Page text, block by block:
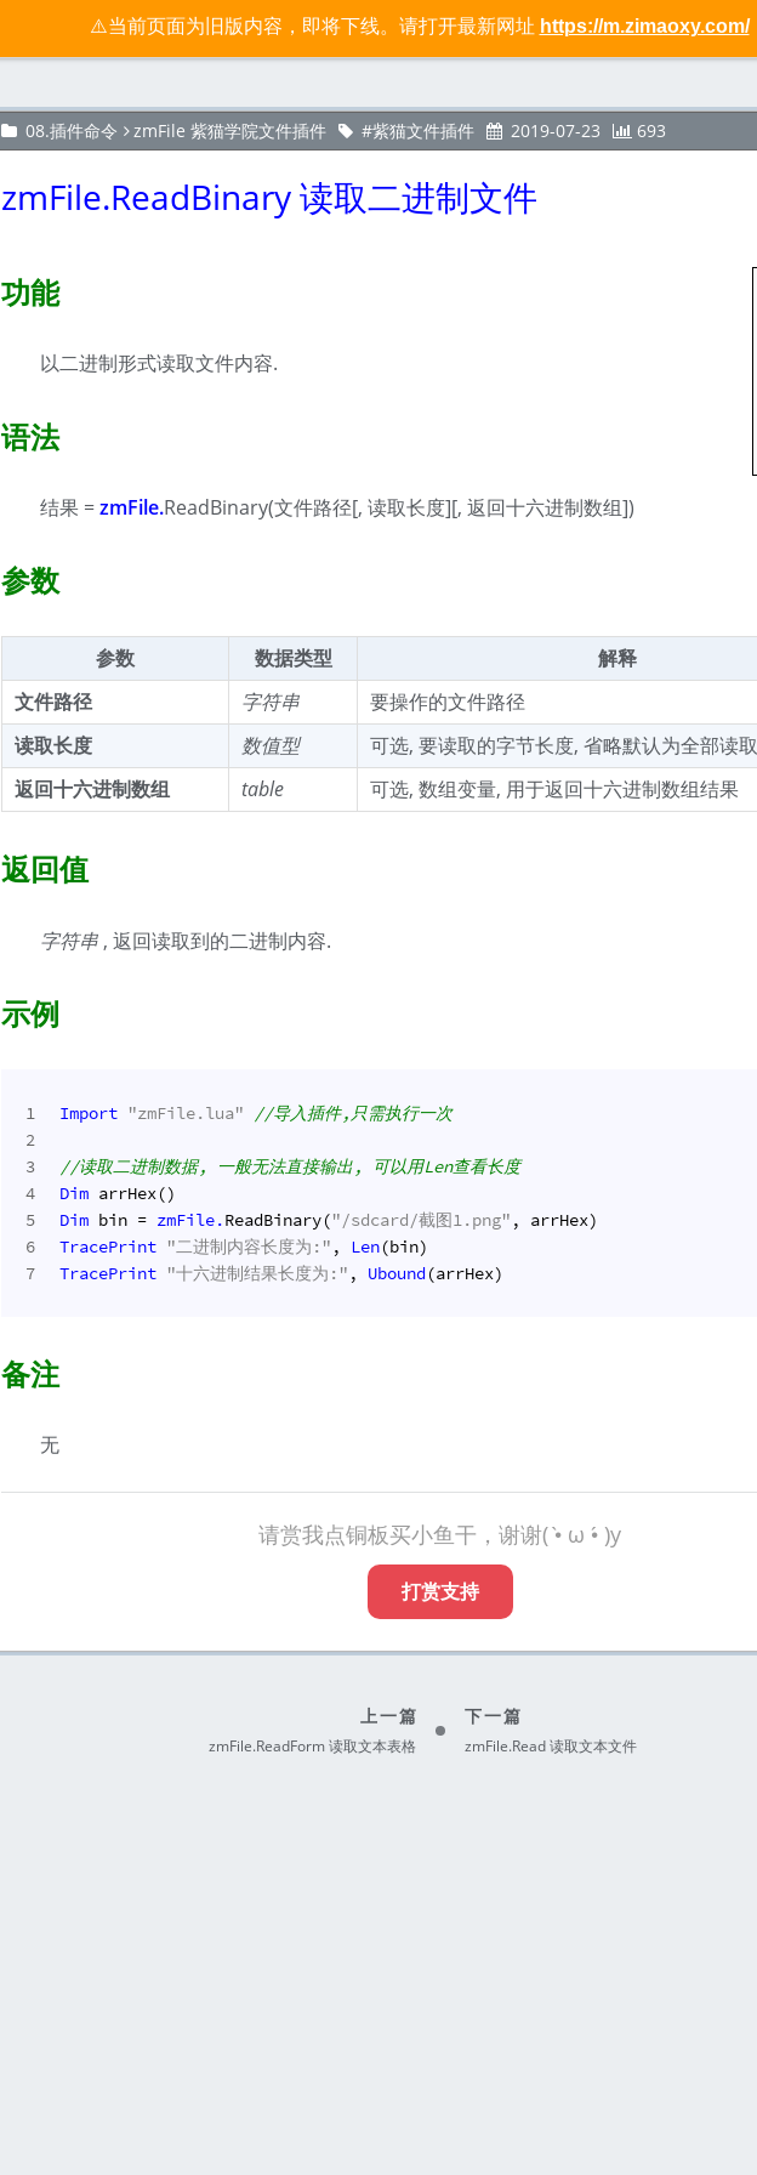
⚠️当前页面为旧版内容，即将下线。请打开最新网址 https://m.zimaoxy.com/
归档 标签 社区 关于
08.插件命令 zmFile 紫猫学院文件插件 紫猫文件插件 2019-07-23 693
zmFile.ReadBinary 读取二进制文件
功能
以二进制形式读取文件内容.
语法
结果 =zmFile.ReadBinary(文件路径[, 读取长度][, 返回十六进制数组])
参数
参数 数据类型
解释
文件路径
字符串
要操作的文件路径
读取长度
数值型
可选, 要读取的字节长度, 省略默认为全部读取
返回十六进制数组
table 可选, 数组变量, 用于返回十六进制数组结果
返回值
字符串 , 返回读取到的二进制内容.
示例
1
2
3
4
5
6
7
Import "zmFile.lua" //导入插件,只需执行一次
//读取二进制数据, 一般无法直接输出, 可以用Len查看长度
Dim arrHex()
Dim bin = zmFile.ReadBinary("/sdcard/截图1.png" , arrHex)
TracePrint "二进制内容长度为:" , Len(bin)
TracePrint "十六进制结果长度为:" , Ubound(arrHex)
备注
无
请赏我点铜板买小鱼干，谢谢( •̀ ω •́ )y
打赏支持
上一篇
zmFile.ReadForm 读取文本表格
下一篇
zmFile.Read 读取文本文件